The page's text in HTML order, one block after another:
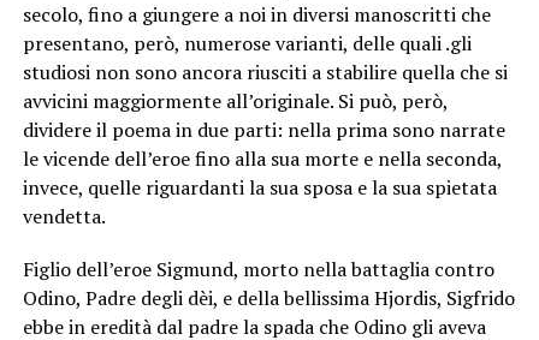
secolo, fino a giungere a noi in diversi manoscritti che
presentano, però, numerose varianti, delle quali .gli
studiosi non sono ancora riusciti a stabilire quella che si
avvicini maggiormente all’originale. Si può, però,
dividere il poema in due parti: nella prima sono narrate
le vicende dell’eroe fino alla sua morte e nella seconda,
invece, quelle riguardanti la sua sposa e la sua spietata
vendetta.
Figlio dell’eroe Sigmund, morto nella battaglia contro
Odino, Padre degli dèi, e della bellissima Hjordis, Sigfrido
ebbe in eredità dal padre la spada che Odino gli aveva